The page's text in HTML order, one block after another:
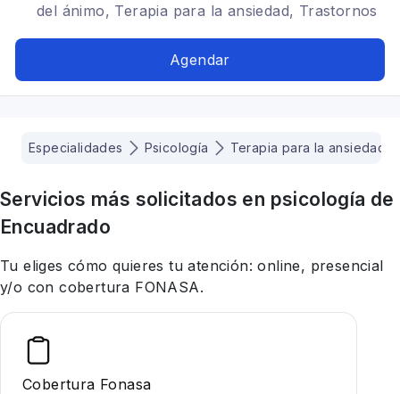
del ánimo, Terapia para la ansiedad, Trastornos
Agendar
Especialidades Psicología Terapia para la ansiedad
Servicios más solicitados en psicología de
Encuadrado
Tu eliges cómo quieres tu atención: online, presencial
y/o con cobertura FONASA.
Cobertura Fonasa